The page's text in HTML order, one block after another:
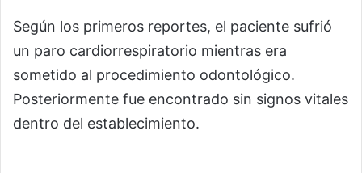
Según los primeros reportes, el paciente sufrió
un paro cardiorrespiratorio mientras era
sometido al procedimiento odontológico.
Posteriormente fue encontrado sin signos vitales
dentro del establecimiento.